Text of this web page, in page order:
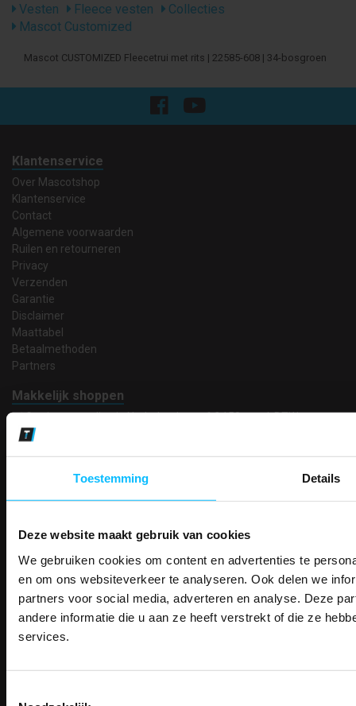
Toestemming Details
Deze website maakt gebruik van cookies
We gebruiken cookies om content en advertenties te
en om ons websiteverkeer te analyseren. Ook delen we
partners voor social media, adverteren en analyse. Deze
andere informatie die u aan ze heeft verstrekt of die ze
services.
Vesten
Fleece vesten
Collecties
Mascot Customized
Mascot CUSTOMIZED Fleecetrui met rits | 22585-608 | 34-bosgroen
Klantenservice
Over Mascotshop
Klantenservice
Contact
Algemene voorwaarden
Ruilen en retourneren
Privacy
Verzenden
Garantie
Disclaimer
Maattabel
Betaalmethoden
Partners
Makkelijk shoppen
Gratis verzending in Nederland vanaf € 150,- excl. BTW
Bedruk- en borduurservice
Betaalwijze
Email
Inschrijven
Contact
TEACO VOF
9723 JG Groningen
ONTVANG
KORTING OP
PAK